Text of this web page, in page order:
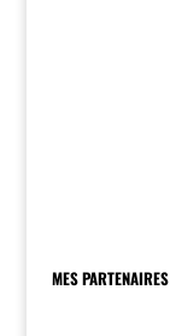
MES PARTENAIRES